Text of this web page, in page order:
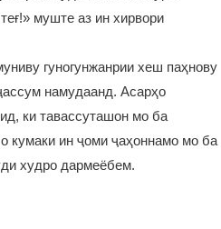
муште аз ин хирвори
гуногунжанрии хеш паҳнову
намудаанд. Асарҳо
ки тавассуташон мо ба
кумаки ин ҷоми ҷаҳоннамо мо ба
худро дармеёбем.